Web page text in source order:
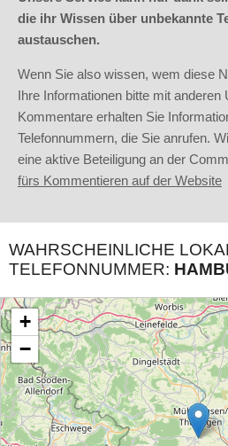
die ihr Wissen über unbekannte
austauschen.
Wenn Sie also wissen, wem diese
Ihre Informationen bitte mit anderen
Kommentare erhalten Sie
Telefonnummern, die Sie anrufen.
eine aktive Beteiligung an der
fürs Kommentieren auf der Website
WAHRSCHEINLICHE
TELEFONNUMMER: